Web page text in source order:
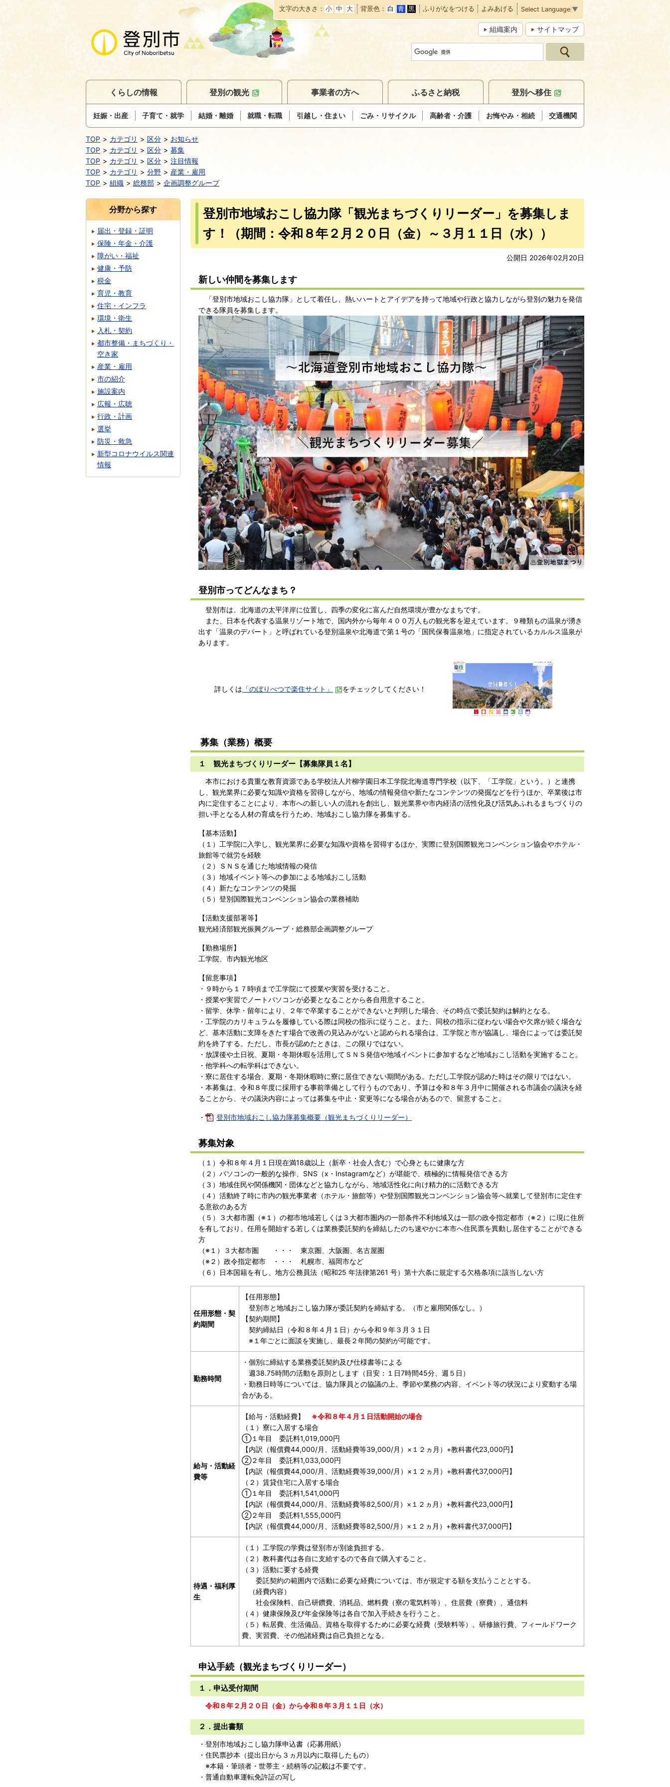
本
文
へ
移
動
文字の大きさ 小 中 大 背景色 白 青 黒 ふりがなをつける よみあげる Select Language ▼
組織案内 サイトマップ
くらしの情報
妊娠・出産 子育て・就学 結婚・離婚 就職・転職 引越し・住まい ごみ・リサイクル 高齢者・介護 お悔やみ・相続 交通機関
登別の観光 事業者の方へ ふるさと納税 登別へ移住
TOP カテゴリ 区分
お知らせ
TOP
カテゴリ 区分
募集
TOP
カテゴリ 区分
注目情報
TOP
カテゴリ 分野
産業・雇用
TOP
組織 総務部 企画調整グループ
登別市地域おこし協力隊「観光まちづくりリーダー」を募集しま
す！（期間：令和８年２月２０日（金）～３月１１日（水））
公開日 2026年02月20日
新しい仲間を募集します
「登別市地域おこし協力隊」として着任し、熱いハートとアイデアを持って地域や行政と協力しながら登別の魅力を発信
できる隊員を募集します。
登別市ってどんなまち？
登別市は、北海道の太平洋岸に位置し、四季の変化に富んだ自然環境が豊かなまちです。
また、日本を代表する温泉リゾート地で、国内外から毎年４００万人もの観光客を迎えています。９種類もの温泉が湧き
出す「温泉のデパート」と呼ばれている登別温泉や北海道で第１号の「国民保養温泉地」に指定されているカルルス温泉が
あります。
詳しくは 「のぼりべつで楽住サイト」 をチェックしてください！
募集（業務）概要
１ 観光まちづくりリーダー 【募集隊員１名】
本市における貴重な教育資源である学校法人片柳学園日本工学院北海道専門学校（以下、「工学院」という。）と連携
し、観光業界に必要な知識や資格を習得しながら、地域の情報発信や新たなコンテンツの発掘などを行うほか、卒業後は市
内に定住することにより、本市への新しい人の流れを創出し、観光業界や市内経済の活性化及び活気あふれるまちづくりの
担い手となる人材の育成を行うため、地域おこし協力隊を募集する。
【基本活動】
（１）工学院に入学し、観光業界に必要な知識や資格を習得するほか、実際に登別国際観光コンベンション協会やホテル・
旅館等で就労を経験
（２）ＳＮＳを通じた地域情報の発信
（３）地域イベント等への参加による地域おこし活動
（４）新たなコンテンツの発掘
（５）登別国際観光コンベンション協会の業務補助
【活動支援部署等】
観光経済部観光振興グループ・総務部企画調整グループ
【勤務場所】
工学院、市内観光地区
【留意事項】
・９時から１７時頃まで工学院にて授業や実習を受けること。
・授業や実習でノートパソコンが必要となることから各自用意すること。
・留学、休学・留年により、２年で卒業することができないと判明した場合、その時点で委託契約は解約となる。
・工学院のカリキュラムを履修している際は同校の指示に従うこと。また、同校の指示に従わない場合や欠席が続く場合な
ど、基本活動に支障をきたす場合で改善の見込みがないと認められる場合は、工学院と市が協議し、場合によっては委託契
約を終了する。ただし、市長が認めたときは、この限りではない。
・放課後や土日祝、夏期・冬期休暇を活用してＳＮＳ発信や地域イベントに参加するなど地域おこし活動を実施すること。
・他学科への転学科はできない。
・寮に居住する場合、夏期・冬期休暇時に寮に居住できない期間がある。ただし工学院が認めた時はその限りではない。
・本募集は、令和８年度に採用する事前準備として行うものであり、予算は令和８年３月中に開催される市議会の議決を経
ることから、その議決内容によっては募集を中止・変更等になる場合があるので、留意すること。
・ 登別市地域おこし協力隊募集概要（観光まちづくりリーダー）
募集対象
（１）令和８年４月１日現在満18歳以上（新卒・社会人含む）で心身ともに健康な方
（２）パソコンの一般的な操作、SNS（x・Instagramなど）が堪能で、積極的に情報発信できる方
（３）地域住民や関係機関・団体などと協力しながら、地域活性化に向け精力的に活動できる方
（４）活動終了時に市内の観光事業者（ホテル・旅館等）や登別国際観光コンベンション協会等へ就業して登別市に定住す
る意欲のある方
（５）３大都市圏（※１）の都市地域若しくは３大都市圏内の一部条件不利地域又は一部の政令指定都市（※２）に現に住所
を有しており、任用を開始する若しくは業務委託契約を締結したのち速やかに本市へ住民票を異動し居住することができる
方
（※１）３大都市圏 ・・・ 東京圏、大阪圏、名古屋圏
（※２）政令指定都市 ・・・ 札幌市、福岡市など
（６）日本国籍を有し、地方公務員法（昭和25 年法律第261 号）第十六条に規定する欠格条項に該当しない方
任用形態・契
約期間
【任用形態】
登別市と地域おこし協力隊が委託契約を締結する。（市と雇用関係なし。）
【契約期間】
契約締結日（令和８年４月１日）から令和９年３月３１日
※１年ごとに面談を実施し、最長２年間の契約が可能です。
勤務時間
・個別に締結する業務委託契約及び仕様書等による
週38.75時間の活動を原則とします（目安：１日7時間45分、週５日）
・勤務日時等については、協力隊員との協議の上、季節や業務の内容、イベント等の状況により変動する場
合がある。
給与・活動経
費等
【給与・活動経費】 ※令和８年４月１日活動開始の場合
（１）寮に入居する場合
①１年目 委託料1,019,000円
【内訳（報償費44,000/月、活動経費等39,000/月）×１２ヵ月）+教科書代23,000円】
②２年目 委託料1,033,000円
【内訳（報償費44,000/月、活動経費等39,000/月）×１２ヵ月）+教科書代37,000円】
（２）賃貸住宅に入居する場合
①１年目 委託料1,541,000円
【内訳（報償費44,000/月、活動経費等82,500/月）×１２ヵ月）+教科書代23,000円】
②２年目 委託料1,555,000円
【内訳（報償費44,000/月、活動経費等82,500/月）×１２ヵ月）+教科書代37,000円】
待遇・福利厚
生
（１）工学院の学費は登別市が別途負担する。
（２）教科書代は各自に支給するので各自で購入すること。
（３）活動に要する経費
委託契約の範囲内で活動に必要な経費については、市が規定する額を支払うこととする。
（経費内容）
社会保険料、自己研鑽費、消耗品、燃料費（寮の電気料等）、住居費（寮費）、通信料
（４）健康保険及び年金保険等は各自で加入手続きを行うこと。
（５）転居費、生活備品、資格を取得するために必要な経費（受験料等）、研修旅行費、フィールドワーク
費、実習費、その他諸経費は自己負担となる。
申込手続（観光まちづくりリーダー）
１．申込受付期間
令和８年２月２０日（金）から令和８年３ 月１１日（水）
２．提出書類
・登別市地域おこし協力隊申込書（応募用紙）
・住民票抄本（提出日から３ヵ月以内に取得したもの）
※本籍・筆頭者・世帯主・続柄等の記載は不要です。
・普通自動車運転免許証の写し
分野から探す
届出・登録・証明
保険・年金・介護
障がい・福祉
健康・予防
税金
育児・教育
住宅・インフラ
環境・衛生
入札・契約
都市整備・まちづくり・
空き家
産業・雇用
市の紹介
施設案内
広報・広聴
行政・計画
選挙
防災・救急
新型コロナウイルス関連
情報